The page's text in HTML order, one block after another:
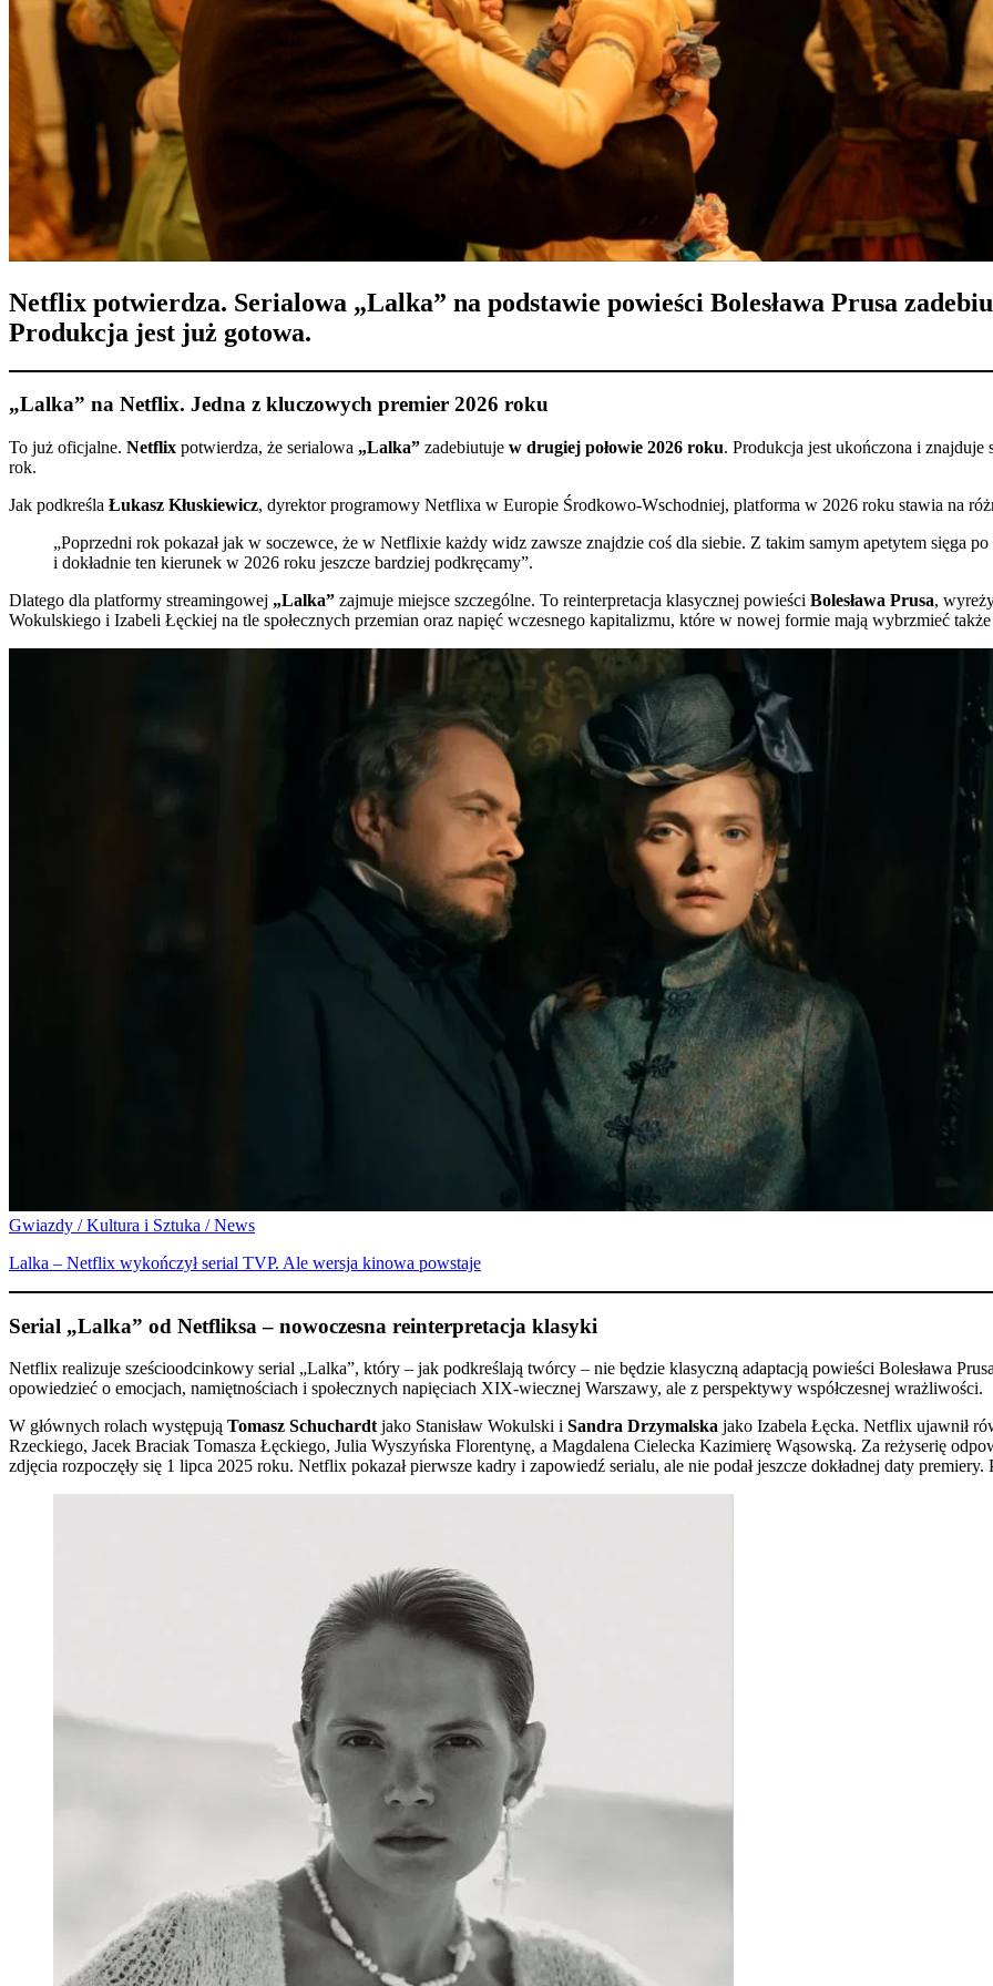
Netflix potwierdza. Serialowa „Lalka” na podstawie powieści Bolesława Prusa
Produkcja jest już gotowa.
„Lalka” na Netflix. Jedna z kluczowych premier 2026 roku
To już oficjalne. Netflix potwierdza, że serialowa „Lalka” zadebiutuje w drugiej połowie 2026 roku. Produkcja jest ukończona i
rok.
Jak podkreśla Łukasz Kłuskiewicz, dyrektor programowy Netflixa w Europie Środkowo-Wschodniej, platforma w 2026 roku stawia na
„Poprzedni rok pokazał jak w soczewce, że w Netflixie każdy widz zawsze znajdzie coś dla siebie. Z takim samym apetytem sięga
i dokładnie ten kierunek w 2026 roku jeszcze bardziej podkręcamy”.
Dlatego dla platformy streamingowej „Lalka” zajmuje miejsce szczególne. To reinterpretacja klasycznej powieści Bolesława Prusa,
Wokulskiego i Izabeli Łęckiej na tle społecznych przemian oraz napięć wczesnego kapitalizmu, które w nowej formie mają wybrzmieć
Gwiazdy / Kultura i Sztuka / News
Lalka – Netflix wykończył serial TVP. Ale wersja kinowa powstaje
Serial „Lalka” od Netfliksa – nowoczesna reinterpretacja klasyki
Netflix realizuje sześcioodcinkowy serial „Lalka”, który – jak podkreślają twórcy – nie będzie klasyczną adaptacją powieści Bolesława
opowiedzieć o emocjach, namiętnościach i społecznych napięciach XIX-wiecznej Warszawy, ale z perspektywy współczesnej wrażliwości.
W głównych rolach występują Tomasz Schuchardt jako Stanisław Wokulski i Sandra Drzymalska jako Izabela Łęcka. Netflix ujawnił
Rzeckiego, Jacek Braciak Tomasza Łęckiego, Julia Wyszyńska Florentynę, a Magdalena Cielecka Kazimierę Wąsowską. Za reżyserię
zdjęcia rozpoczęły się 1 lipca 2025 roku. Netflix pokazał pierwsze kadry i zapowiedź serialu, ale nie podał jeszcze dokładnej daty